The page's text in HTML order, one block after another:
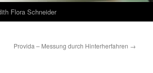
Flora Schneider
Provida – Messung durch Hinterherfahren →